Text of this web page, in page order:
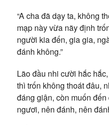
“A cha đã dạy ta, không
mạp này vừa nãy định
người kia đến, gia gia,
đánh không.”
Lão đầu nhi cười hắc
thì trốn không thoát đâu,
đáng giận, còn muốn
ngươi, nên đánh, nên